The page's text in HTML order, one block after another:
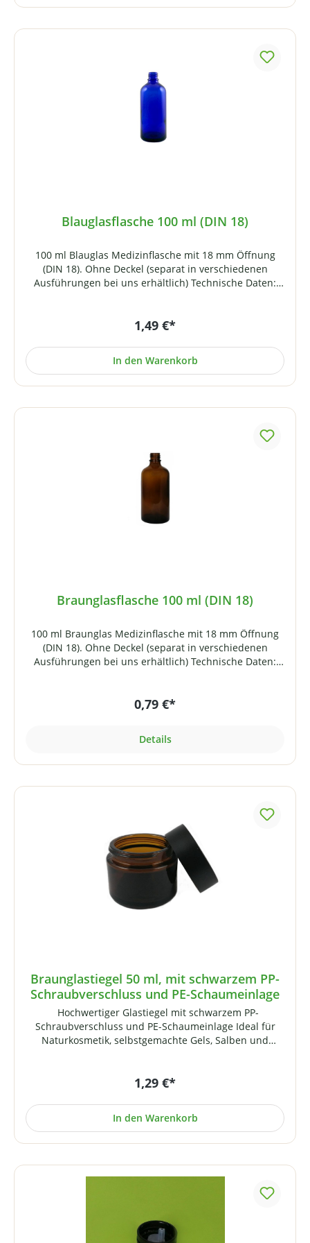
Blauglasflasche 100 ml (DIN 18)
100 ml Blauglas Medizinflasche mit 18 mm Öffnung
(DIN 18). Ohne Deckel (separat in verschiedenen
Ausführungen bei uns erhältlich) Technische Daten:
Gramm
1,49 €*
In den Warenkorb
Braunglasflasche 100 ml (DIN 18)
100 ml Braunglas Medizinflasche mit 18 mm Öffnung
(DIN 18). Ohne Deckel (separat in verschiedenen
Ausführungen bei uns erhältlich) Technische Daten:
Gramm
0,79 €*
Details
Braunglastiegel 50 ml, mit schwarzem PP-
Schraubverschluss und PE-Schaumeinlage
Hochwertiger Glastiegel mit schwarzem PP-
Schraubverschluss und PE-Schaumeinlage Ideal für
Naturkosmetik, selbstgemachte Gels, Salben und
Aluminiumdeckel passt entsprechend auch auf diesen
sogar DMSO-tauglich! Technische Daten:
Fassungsvermögen: 50 mlGewinde: 51 mm Höhe: 51
1,29 €*
In den Warenkorb